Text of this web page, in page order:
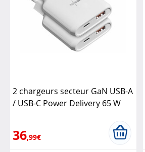
2 chargeurs secteur GaN USB-A
/ USB-C Power Delivery 65 W
36,99€